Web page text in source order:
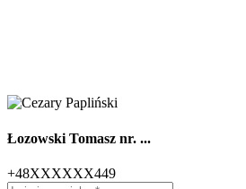
Łozowski Tomasz nr. ...
+48XXXXXX449